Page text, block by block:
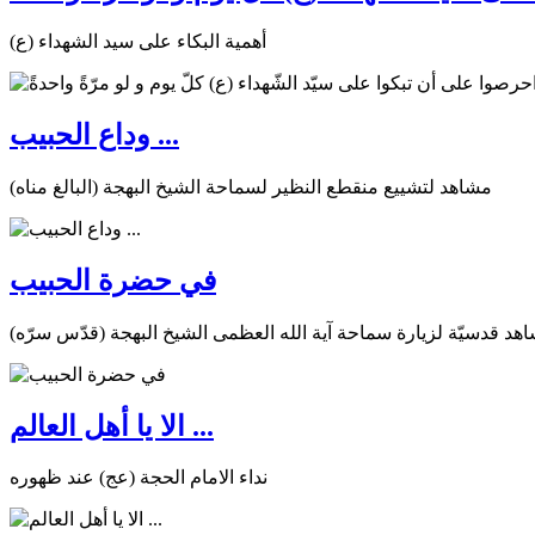
أهمية البكاء على سيد الشهداء (ع)
وداع الحبيب ...
مشاهد لتشييع منقطع النظير لسماحة الشيخ البهجة (البالغ مناه)
في حضرة الحبيب
قدسيّة لزيارة سماحة آية الله العظمى الشيخ البهجة (قدّس سرّه)
الا يا أهل العالم ...
نداء الامام الحجة (عج) عند ظهوره